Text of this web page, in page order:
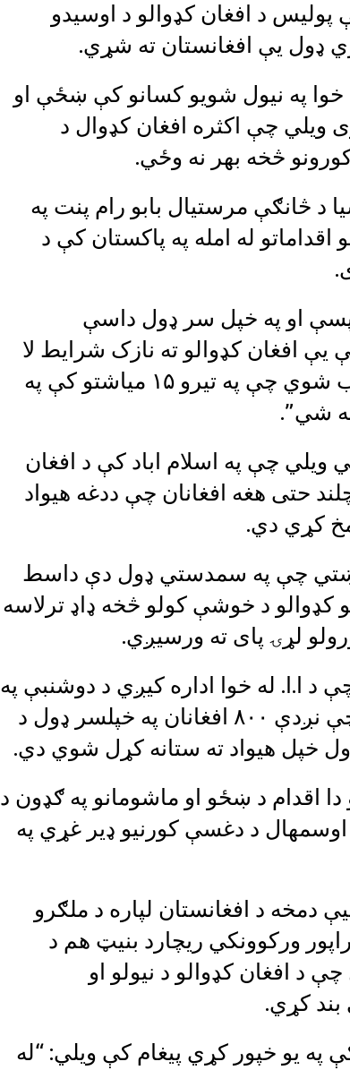
پولیس د افغان کډوالو د اوسیدو
ډول یې افغانستان ته شړي.
خوا په نیول شویو کسانو کې ښځې او
چې اکثره افغان کډوال د
کورونو څخه بهر نه وځي.
د څانګې مرستیال بابو رام پنت په
له امله په پاکستان کې د
پسې او په خپل سر ډول داسې
افغان کډوالو ته نازک شرایط لا
سخت کړي دي او دا اقدامات ددې سبب شوي چې په تیرو ۱۵ میاشتو کې په
شي”.
ویلي چې په اسلام اباد کې د افغان
حتی هغه افغانان چې ددغه هیواد
کړي دي.
چې په سمدستي ډول دې داسط
کډوالو د خوشې کولو څخه ډاډ ترلاسه
لړۍ پای ته ورسیږي.
د ا.ا. له خوا اداره کیږي د دوشنبې په
ورځ جنورۍ شپږم (مرغومې ۱۷) ویلي چې نږدې ۸۰۰ افغانان په خپلسر ډول د
خپل هیواد ته ستانه کړل شوي دي.
اقدام د ښځو او ماشومانو په ګډون د
د دغسې کورنیو ډیر غړي په
دمخه د افغانستان لپاره د ملګرو
ورکوونکي ریچارد بنیټ هم د
د افغان کډوالو د نیولو او
بند کړي.
په یو خپور کړي پیغام کې ویلي: “له